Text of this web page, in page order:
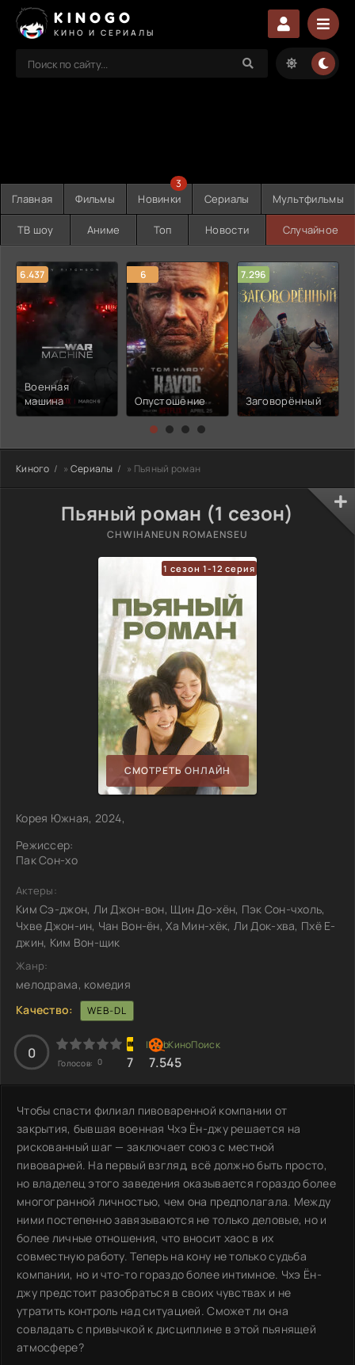
KINOGO
КИНО И СЕРИАЛЫ
Главная Фильмы Новинки
3
Сериалы Мультфильмы
ТВ шоу Аниме Топ Новости Случайное
6.437
Военная
машина
6
Опустошение
7.296
Заговорённый
Киного » Сериалы » Пьяный роман
Пьяный роман (1 сезон)
CHWIHANEUN ROMAENSEU
1 сезон 1-12 серия
СМОТРЕТЬ ОНЛАЙН
Корея Южная, 2024,
Режиссер:
Пак Сон-хо
Актеры:
Ким Сэ-джон, Ли Джон-вон, Щин До-хён, Пэк Сон-чхоль,
Чхве Джон-ин, Чан Вон-ён, Ха Мин-хёк, Ли Док-хва, Пхё Е-
джин, Ким Вон-щик
Жанр:
мелодрама, комедия
Качество:
WEB-DL
0
Голосов: 0 7 7.545
Чтобы спасти филиал пивоваренной компании от
закрытия, бывшая военная Чхэ Ён-джу решается на
рискованный шаг — заключает союз с местной
пивоварней. На первый взгляд, всё должно быть просто,
но владелец этого заведения оказывается гораздо более
многогранной личностью, чем она предполагала. Между
ними постепенно завязываются не только деловые, но и
более личные отношения, что вносит хаос в их
совместную работу. Теперь на кону не только судьба
компании, но и что-то гораздо более интимное. Чхэ Ён-
джу предстоит разобраться в своих чувствах и не
утратить контроль над ситуацией. Сможет ли она
совладать с привычкой к дисциплине в этой пьянящей
атмосфере?